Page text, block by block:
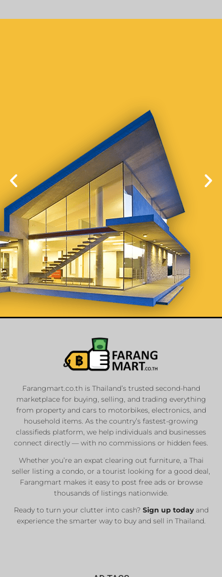
List Your
Properties
Private Sellers
Real Estate Agents
Sale & Rent
List Now
Farangmart.co.th is Thailand’s trusted second-hand
marketplace for buying, selling, and trading everything
from property and cars to motorbikes, electronics, and
household items. As the country’s fastest-growing
classifieds platform, we help individuals and businesses
connect directly — with no commissions or hidden fees.
Whether you’re an expat clearing out furniture, a Thai
seller listing a condo, or a tourist looking for a good deal,
Farangmart makes it easy to post free ads or browse
thousands of listings nationwide.
Ready to turn your clutter into cash? Sign up todayand
experience the smarter way to buy and sell in Thailand.